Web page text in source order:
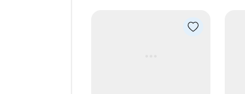
zum Budapester Hauptbahnhof ist die